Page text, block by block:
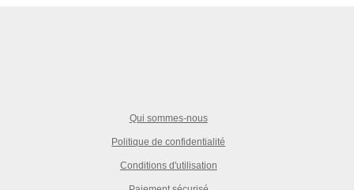
Qui sommes-nous
Politique de confidentialité
Conditions d'utilisation